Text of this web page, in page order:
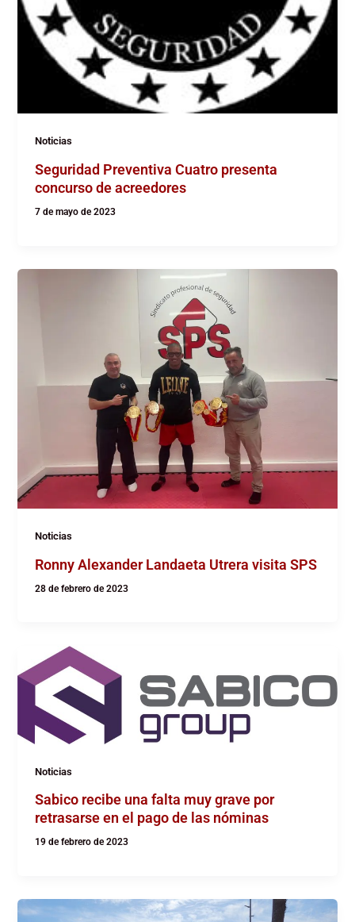
Noticias
Seguridad Preventiva Cuatro presenta
concurso de acreedores
7 de mayo de 2023
Noticias
Ronny Alexander Landaeta Utrera visita SPS
28 de febrero de 2023
Noticias
Sabico recibe una falta muy grave por
retrasarse en el pago de las nóminas
19 de febrero de 2023